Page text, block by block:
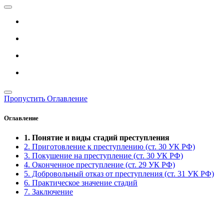
Пропустить Оглавление
Оглавление
1. Понятие и виды стадий преступления
2. Приготовление к преступлению (ст. 30 УК РФ)
3. Покушение на преступление (ст. 30 УК РФ)
4. Оконченное преступление (ст. 29 УК РФ)
5. Добровольный отказ от преступления (ст. 31 УК РФ)
6. Практическое значение стадий
7. Заключение